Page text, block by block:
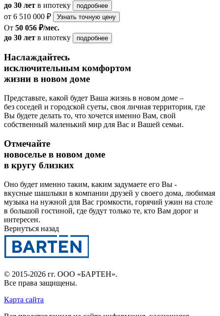
до 30 лет в ипотеку подробнее
от 6 510 000 ₽ Узнать точную цену
От 50 056 ₽/мес.
до 30 лет в ипотеку подробнее
Наслаждайтесь
исключительным комфортом
жизни в новом доме
Представьте, какой будет Ваша жизнь в новом доме –
без соседей и городской суеты, своя личная территория, где
Вы будете делать то, что хочется именно Вам, свой
собственный маленький мир для Вас и Вашей семьи.
Отмечайте
новоселье в новом доме
в кругу близких
Оно будет именно таким, каким задумаете его Вы -
вкусные шашлыки в компании друзей у своего дома, любимая
музыка на нужной для Вас громкости, горячий ужин на столе
в большой гостиной, где будут только те, кто Вам дорог и
интересен.
Вернуться назад
© 2015-2026 гг. ООО «БАРТЕН».
Все права защищены.
Карта сайта